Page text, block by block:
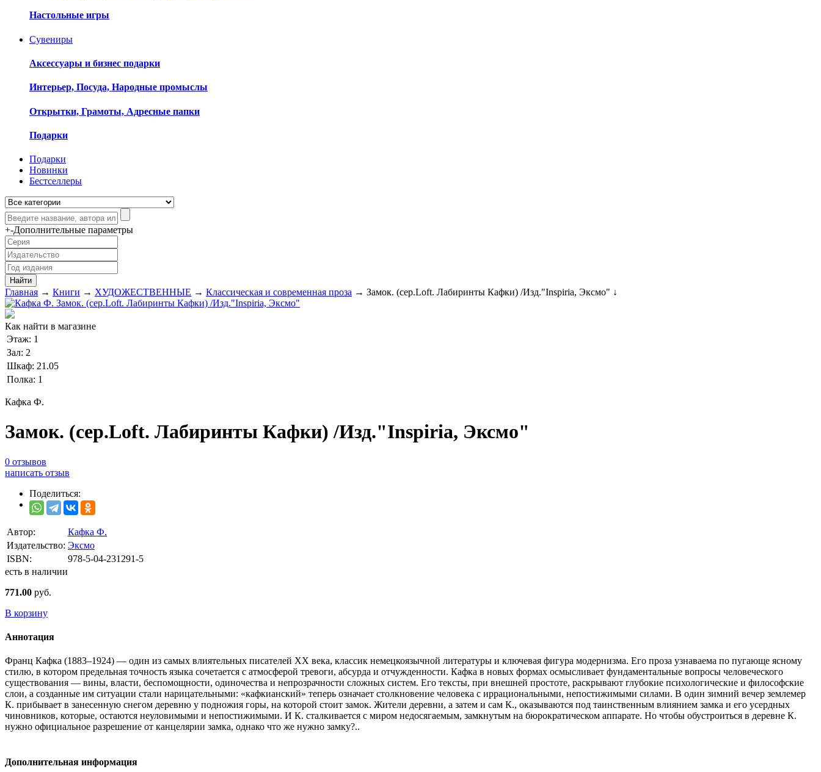
Настольные игры
Сувениры
Аксессуары и бизнес подарки
Интерьер, Посуда, Народные промыслы
Открытки, Грамоты, Адресные папки
Подарки
Подарки
Новинки
Бестселлеры
+-Дополнительные параметры
Главная → Книги → ХУДОЖЕСТВЕННЫЕ → Классическая и современная проза → Замок. (сер.Loft. Лабиринты Кафки) /Изд."Inspiria, Эксмо" ↓
Как найти в магазине
Этаж: 1
Зал: 2
Шкаф: 21.05
Полка: 1
Кафка Ф.
Замок. (сер.Loft. Лабиринты Кафки) /Изд."Inspiria, Эксмо"
0 отзывов
написать отзыв
Поделиться:
Автор:
Кафка Ф.
Издательство: Эксмо
ISBN:
978-5-04-231291-5
есть в наличии
771.00 руб.
В корзину
Аннотация
Франц Кафка (1883–1924) — один из самых влиятельных писателей XX века, классик немецкоязычной литературы и ключевая фигура модернизма. Его проза узнаваема по пугающе ясному
стилю, в котором предельная точность языка сочетается с атмосферой тревоги, абсурда и отчужденности. Кафка в новых формах осмысливает фундаментальные вопросы человеческого
существования — вины, власти, беспомощности, одиночества и непрозрачности сложных систем. Его тексты, при внешней простоте, раскрывают глубокие психологические и философские
слои, а созданные им ситуации стали нарицательными: «кафкианский» теперь означает столкновение человека с иррациональными, непостижимыми силами. В один зимний вечер землемер
К. прибывает в занесенную снегом деревню у подножия горы, на которой стоит замок. Жители деревни, а затем и сам К., оказываются под таинственным влиянием замка и его усердных
чиновников, которые, остаются неуловимыми и непостижимыми. И К. сталкивается с миром недосягаемым, замкнутым на бюрократическом аппарате. Но чтобы обустроиться в деревне К.
нужно официальное разрешение от канцелярии замка, однако что же нужно замку?..
Дополнительная информация